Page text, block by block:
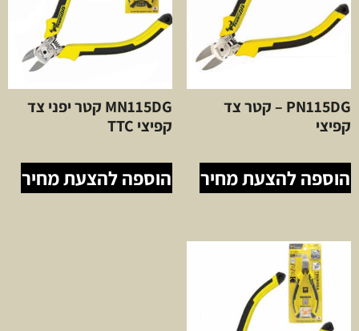
PN115DG – קטר צד
קפיצי
הוספה להצעת מחיר
MN115DG קטר יפני צד
קפיצי TTC
הוספה להצעת מחיר